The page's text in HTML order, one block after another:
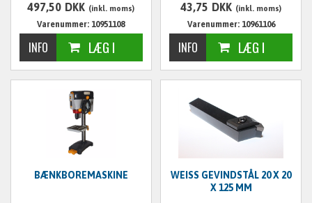
497,50 DKK (inkl. moms)
Varenummer: 10951108
43,75 DKK (inkl. moms)
Varenummer: 10961106
BÆNKBOREMASKINE
WEISS GEVINDSTÅL 20 X 20
X 125 MM